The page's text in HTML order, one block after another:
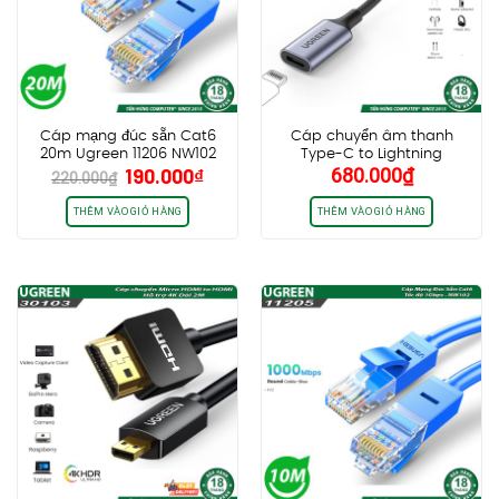
Cáp mạng đúc sẵn Cat6
20m Ugreen 11206 NW102
220.000₫ Giá
gốc
là:
220.000₫.
190.000₫Giá
THÊM VÀO GIỎ HÀNG
Cáp chuyển âm thanh
Type-C to Lightning
Ugreen 70953 US342, hỗ trợ
Full chức năng, chip MFi,
dây bọc dù
680.000₫
THÊM VÀO GIỎ HÀNG